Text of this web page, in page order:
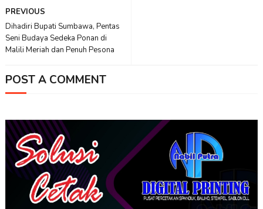
PREVIOUS
Dihadiri Bupati Sumbawa, Pentas
Seni Budaya Sedeka Ponan di
Malili Meriah dan Penuh Pesona
POST A COMMENT